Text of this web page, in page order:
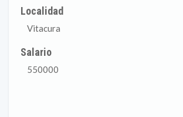
Localidad
Vitacura
Salario
550000